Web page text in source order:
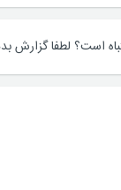
است؟ لطفا گزارش